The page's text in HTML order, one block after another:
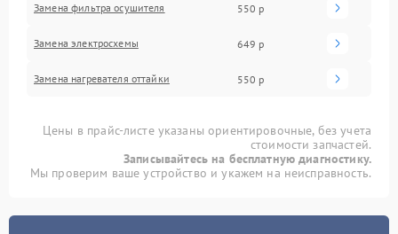
Замена фильтра осушителя 550 р
Замена электросхемы 649 р
Замена нагревателя оттайки 550 р
Цены в прайс-листе указаны ориентировочные, без учета
стоимости запчастей.
Записывайтесь на бесплатную диагностику.
Мы проверим ваше устройство и укажем на неисправность.